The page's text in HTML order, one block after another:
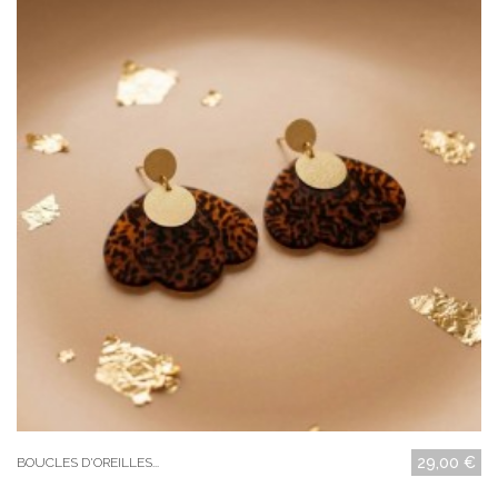
BOUCLES D'OREILLES... 29,00 €